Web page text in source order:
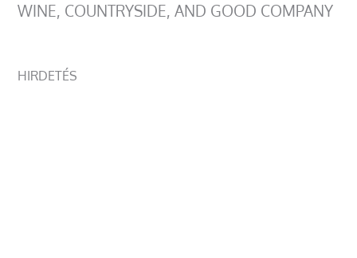
WINE, COUNTRYSIDE, AND GOOD COMPANY
HIRDETÉS